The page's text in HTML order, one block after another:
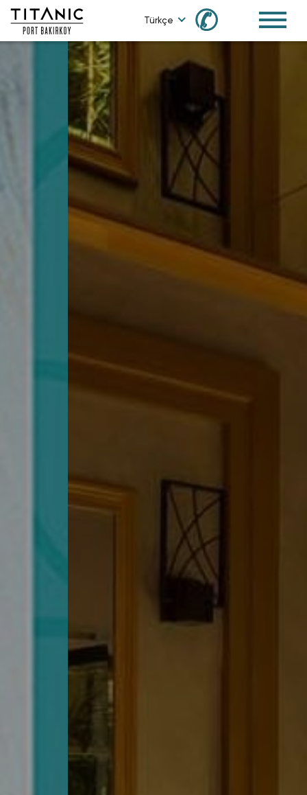
Türkçe ✆